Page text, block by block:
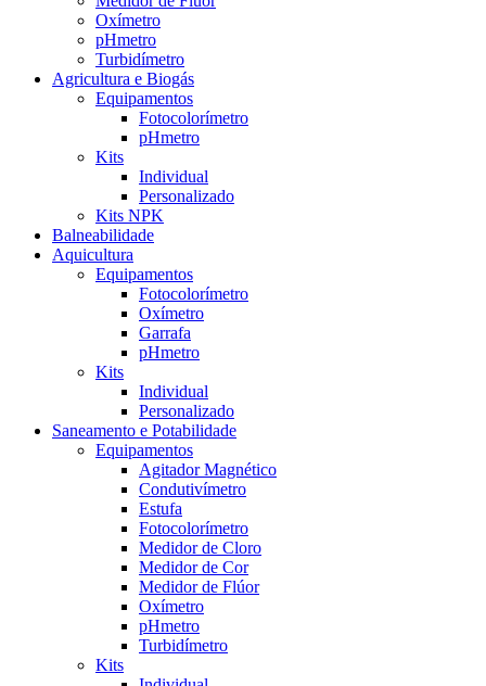
Oxímetro
pHmetro
Turbidímetro
Agricultura e Biogás
Equipamentos
Fotocolorímetro
pHmetro
Kits
Individual
Personalizado
Kits NPK
Balneabilidade
Aquicultura
Equipamentos
Fotocolorímetro
Oxímetro
Garrafa
pHmetro
Kits
Individual
Personalizado
Saneamento e Potabilidade
Equipamentos
Agitador Magnético
Condutivímetro
Estufa
Fotocolorímetro
Medidor de Cloro
Medidor de Cor
Medidor de Flúor
Oxímetro
pHmetro
Turbidímetro
Kits